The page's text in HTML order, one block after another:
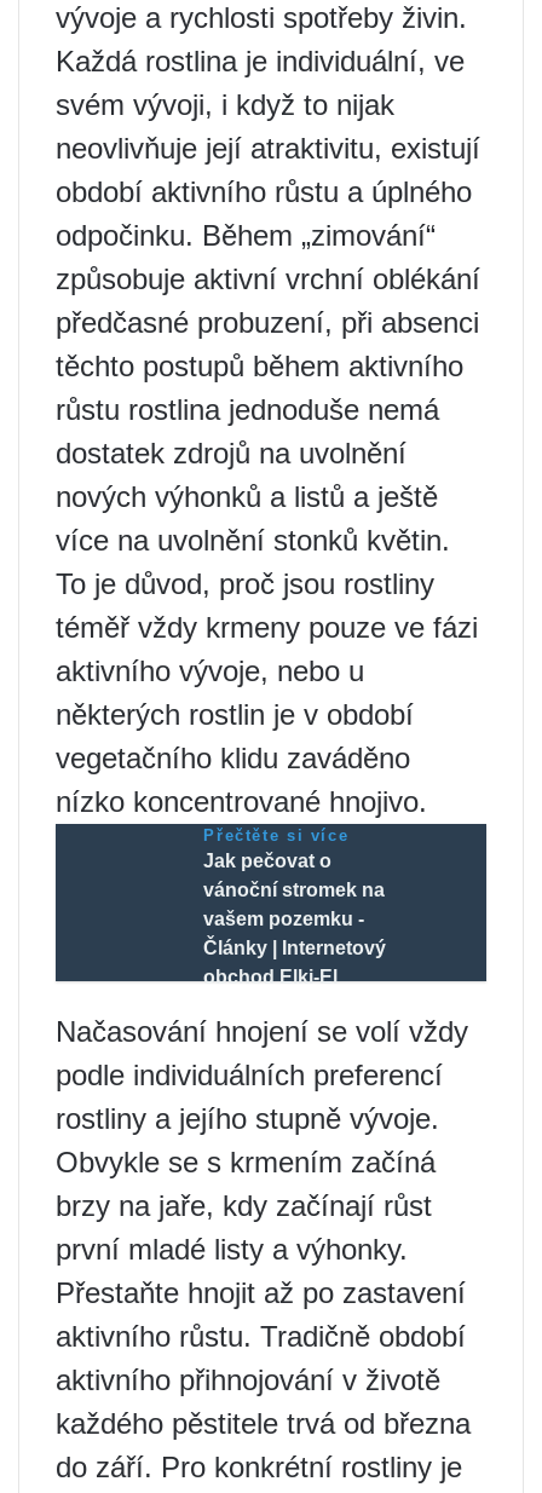
vývoje a rychlosti spotřeby živin.
Každá rostlina je individuální, ve
svém vývoji, i když to nijak
neovlivňuje její atraktivitu, existují
období aktivního růstu a úplného
odpočinku. Během „zimování“
způsobuje aktivní vrchní oblékání
předčasné probuzení, při absenci
těchto postupů během aktivního
růstu rostlina jednoduše nemá
dostatek zdrojů na uvolnění
nových výhonků a listů a ještě
více na uvolnění stonků květin.
To je důvod, proč jsou rostliny
téměř vždy krmeny pouze ve fázi
aktivního vývoje, nebo u
některých rostlin je v období
vegetačního klidu zaváděno
nízko koncentrované hnojivo.
Přečtěte si více
Jak pečovat o
vánoční stromek na
vašem pozemku -
Články | Internetový
obchod Elki-El
Načasování hnojení se volí vždy
podle individuálních preferencí
rostliny a jejího stupně vývoje.
Obvykle se s krmením začíná
brzy na jaře, kdy začínají růst
první mladé listy a výhonky.
Přestaňte hnojit až po zastavení
aktivního růstu. Tradičně období
aktivního přihnojování v životě
každého pěstitele trvá od března
do září. Pro konkrétní rostliny je